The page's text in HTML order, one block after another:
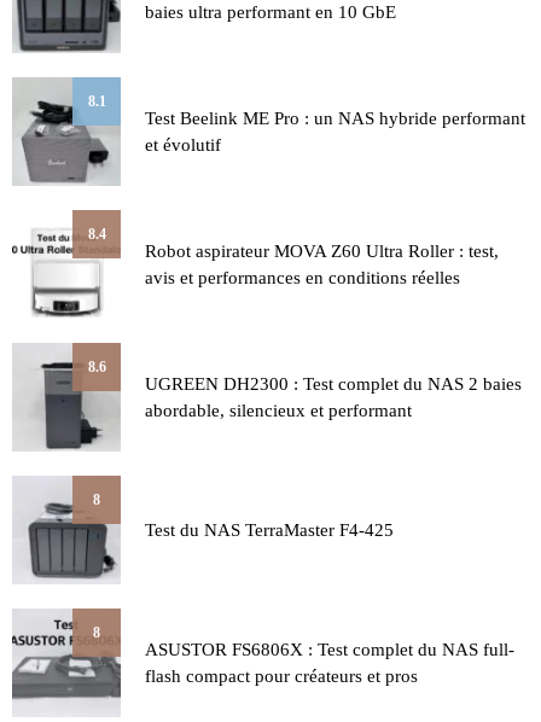
baies ultra performant en 10 GbE
8.1
Test Beelink ME Pro : un NAS hybride performant
et évolutif
8.4
Robot aspirateur MOVA Z60 Ultra Roller : test,
avis et performances en conditions réelles
8.6
UGREEN DH2300 : Test complet du NAS 2 baies
abordable, silencieux et performant
8
Test du NAS TerraMaster F4-425
8
ASUSTOR FS6806X : Test complet du NAS full-
flash compact pour créateurs et pros